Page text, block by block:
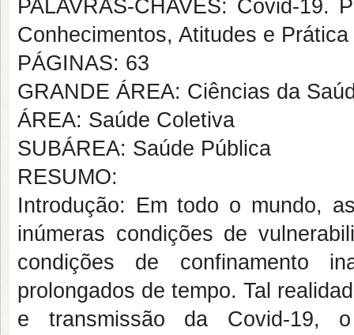
PALAVRAS-CHAVES: Covid-19.
Conhecimentos, Atitudes e
PÁGINAS: 63
GRANDE ÁREA: Ciências da
ÁREA: Saúde Coletiva
SUBÁREA: Saúde Pública
RESUMO:
Introdução: Em todo o mundo,
inúmeras condições de
condições de confinamento
prolongados de tempo. Tal
e transmissão da Covid-19,